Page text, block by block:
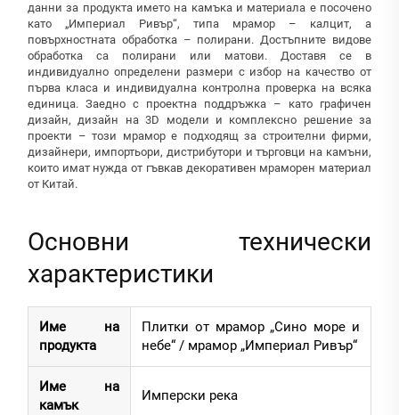
данни за продукта името на камъка и материала е посочено
като „Империал Ривър“, типа мрамор – калцит, а
повърхностната обработка – полирани. Достъпните видове
обработка са полирани или матови. Доставя се в
индивидуално определени размери с избор на качество от
първа класа и индивидуална контролна проверка на всяка
единица. Заедно с проектна поддръжка – като графичен
дизайн, дизайн на 3D модели и комплексно решение за
проекти – този мрамор е подходящ за строителни фирми,
дизайнери, импортьори, дистрибутори и търговци на камъни,
които имат нужда от гъвкав декоративен мраморен материал
от Китай.
Основни технически
характеристики
Име на
продукта
Плитки от мрамор „Сино море и
небе“ / мрамор „Империал Ривър“
Име на
камък
Имперски река